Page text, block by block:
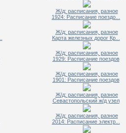
Ж/д: расписания, разное
1924: Расписание поездо...
Ж/д: расписания, разное
Карта железных дорог Кр...
Ж/д: расписания, разное
1929: Расписание поездов
Ж/д: расписания, разное
1901: Расписание поездов
Ж/д: расписания, разное
Севастопольский ж/д узел
Ж/д: расписания, разное
2014: Расписание электр...